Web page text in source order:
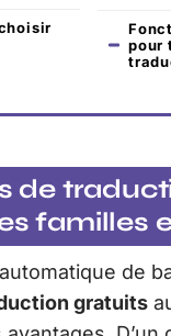
pour
de
familles
de
gratuits